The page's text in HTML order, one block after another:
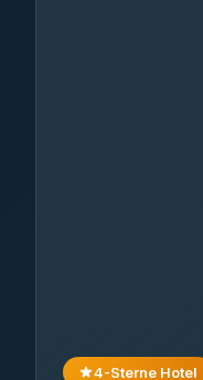
4-Sterne Hotel